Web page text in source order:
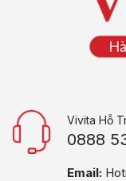
Vivita Hỗ
0888
Email: